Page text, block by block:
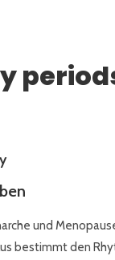
und
bestimmt den